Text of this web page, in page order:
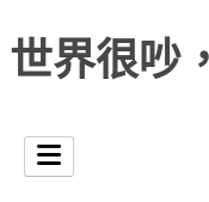
世界很吵